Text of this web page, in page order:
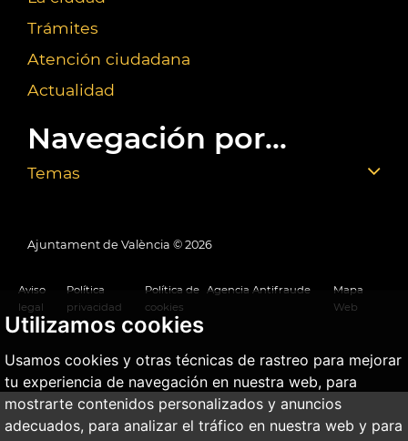
Utilizamos cookies
Usamos cookies y otras técnicas de rastreo para mejorar
tu experiencia de navegación en nuestra web, para
mostrarte contenidos personalizados y anuncios
adecuados, para analizar el tráfico en nuestra web y para
Trámites
Atención ciudadana
Actualidad
Navegación por...
Temas
Ajuntament de València © 2026
Aviso
legal
Política
privacidad
Política de
cookies
Agencia Antifraude
Mapa
Web